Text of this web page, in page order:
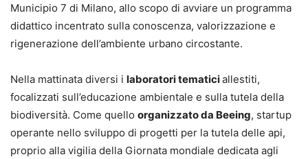
Municipio 7 di Milano, allo scopo di avviare un programma
didattico incentrato sulla conoscenza, valorizzazione e
rigenerazione dell’ambiente urbano circostante.
Nella mattinata diversi i laboratori tematiciallestiti,
focalizzati sull’educazione ambientale e sulla tutela della
biodiversità. Come quello organizzato da Beeing, startup
operante nello sviluppo di progetti per la tutela delle api,
proprio alla vigilia della Giornata mondiale dedicata agli